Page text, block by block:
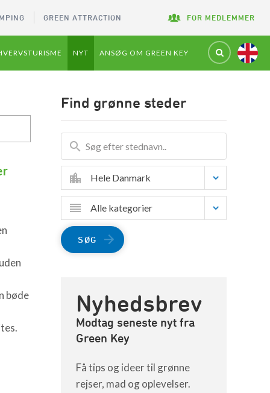
GREEN ATTRACTION FOR MEDLEMMER
NYT ANSØG OM GREEN KEY
bøde
Find grønne steder
Hele Danmark
Alle kategorier
SØG
Nyhedsbrev
Modtag seneste nyt fra
Green Key
Få tips og ideer til grønne
rejser, mad og oplevelser.